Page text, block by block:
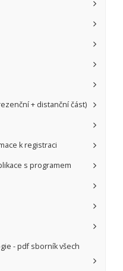
+ distanční část)
k registraci
s programem
- pdf sborník všech